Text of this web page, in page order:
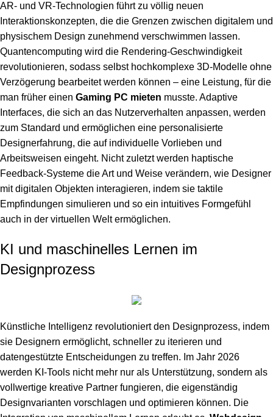
AR- und VR-Technologien führt zu völlig neuen
Interaktionskonzepten, die die Grenzen zwischen digitalem und
physischem Design zunehmend verschwimmen lassen.
Quantencomputing wird die Rendering-Geschwindigkeit
revolutionieren, sodass selbst hochkomplexe 3D-Modelle ohne
Verzögerung bearbeitet werden können – eine Leistung, für die
man früher einen Gaming PC mieten musste. Adaptive
Interfaces, die sich an das Nutzerverhalten anpassen, werden
zum Standard und ermöglichen eine personalisierte
Designerfahrung, die auf individuelle Vorlieben und
Arbeitsweisen eingeht. Nicht zuletzt werden haptische
Feedback-Systeme die Art und Weise verändern, wie Designer
mit digitalen Objekten interagieren, indem sie taktile
Empfindungen simulieren und so ein intuitives Formgefühl
auch in der virtuellen Welt ermöglichen.
KI und maschinelles Lernen im
Designprozess
Künstliche Intelligenz revolutioniert den Designprozess, indem
sie Designern ermöglicht, schneller zu iterieren und
datengestützte Entscheidungen zu treffen. Im Jahr 2026
werden KI-Tools nicht mehr nur als Unterstützung, sondern als
vollwertige kreative Partner fungieren, die eigenständig
Designvarianten vorschlagen und optimieren können. Die